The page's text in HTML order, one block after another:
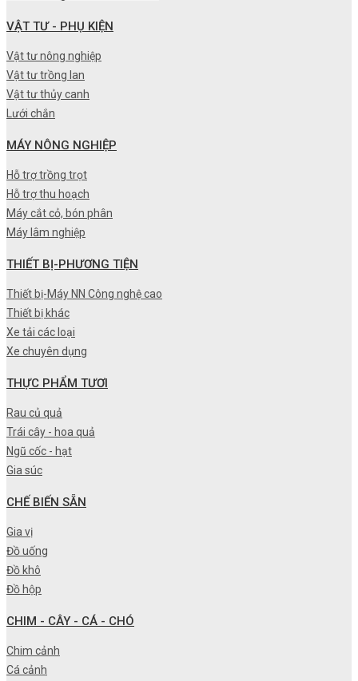
VẬT TƯ - PHỤ KIỆN
Vật tư nông nghiệp
Vật tư trồng lan
Vật tư thủy canh
Lưới chắn
MÁY NÔNG NGHIỆP
Hỗ trợ trồng trọt
Hỗ trợ thu hoạch
Máy cắt cỏ, bón phân
Máy lâm nghiệp
THIẾT BỊ-PHƯƠNG TIỆN
Thiết bị-Máy NN Công nghệ cao
Thiết bị khác
Xe tải các loại
Xe chuyên dụng
THỰC PHẨM TƯƠI
Rau củ quả
Trái cây - hoa quả
Ngũ cốc - hạt
Gia súc
CHẾ BIẾN SẴN
Gia vị
Đồ uống
Đồ khô
Đồ hộp
CHIM - CÂY - CÁ - CHÓ
Chim cảnh
Cá cảnh